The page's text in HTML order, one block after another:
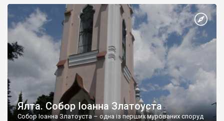
Ялта. Собор Іоанна Златоуста
Собор Іоанна Златоуста – одна із перших мурованих споруд